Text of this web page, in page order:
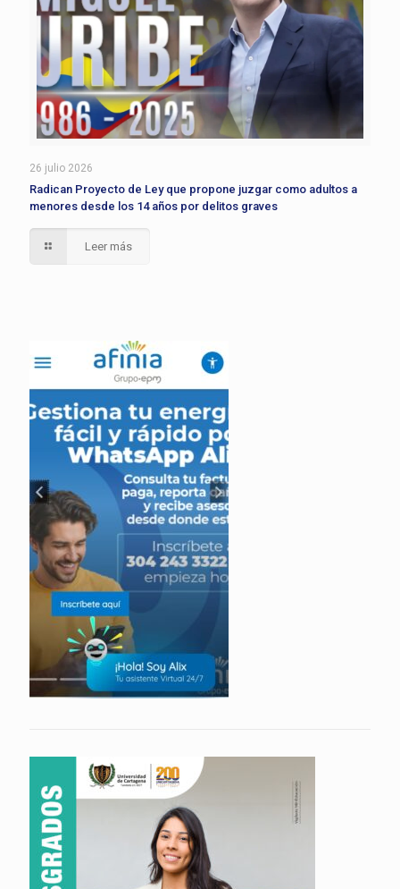
26 julio 2026
Radican Proyecto de Ley que propone juzgar como adultos a
menores desde los 14 años por delitos graves
Leer más